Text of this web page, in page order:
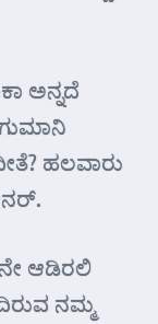
ಅನ್ನದೆ
ಹಲವಾರು
ಆಡಿರಲಿ
ನಮ್ಮ